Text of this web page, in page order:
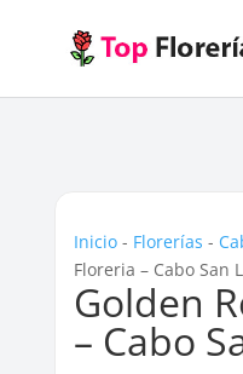
Inicio- Florerías -
Floreria – Cabo San
Golden
– Cabo